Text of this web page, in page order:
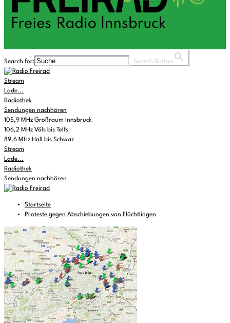
Search for: Search Button
Stream
Lade...
Radiothek
Sendungen nachhören
105,9 MHz Großraum Innsbruck
106,2 MHz Völs bis Telfs
89,6 MHz Hall bis Schwaz
Stream
Lade...
Radiothek
Sendungen nachhören
Startseite
Proteste gegen Abschiebungen von Flüchtlingen